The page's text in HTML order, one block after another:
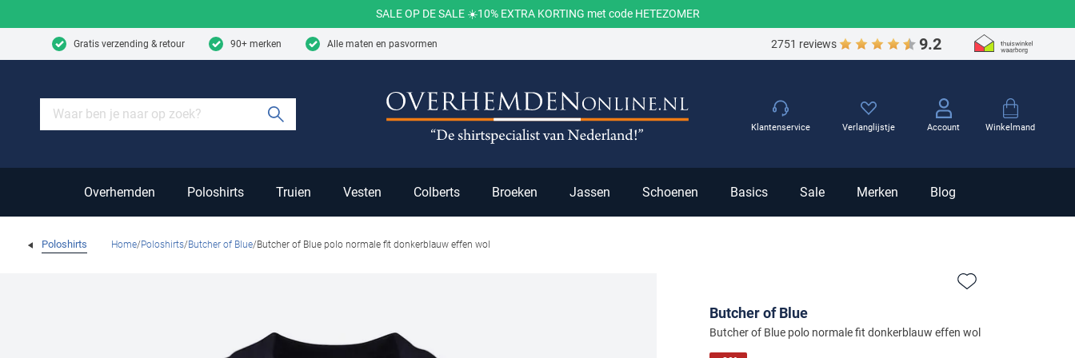
SALE OP DE SALE ☀️10% EXTRA KORTING met code HETEZOMER
Gratis verzending & retour 90+ merken Alle maten en pasvormen 2751 reviews 9.2
Winkelmand
Overhemden Poloshirts Truien Vesten Colberts Broeken Jassen Schoenen Basics Sale Merken Blog
Klantenservice Verlanglijstje Account
Poloshirts Home Poloshirts Butcher of Blue Butcher of Blue polo normale fit donkerblauw effen wol
Butcher of Blue
Butcher of Blue polo normale fit donkerblauw effen wol
Zet bij favorieten